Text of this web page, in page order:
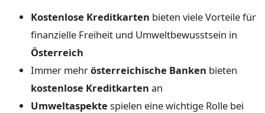
Kostenlose Kreditkarten bieten viele Vorteile für
finanzielle Freiheit und Umweltbewusstsein in
Österreich
Immer mehrösterreichische Banken bieten
kostenlose Kreditkarten an
Umweltaspekte spielen eine wichtige Rolle bei